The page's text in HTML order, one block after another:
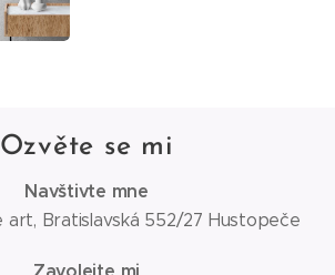
Ozvěte se mi
Navštivte mne
art, Bratislavská 552/27 Hustopeče